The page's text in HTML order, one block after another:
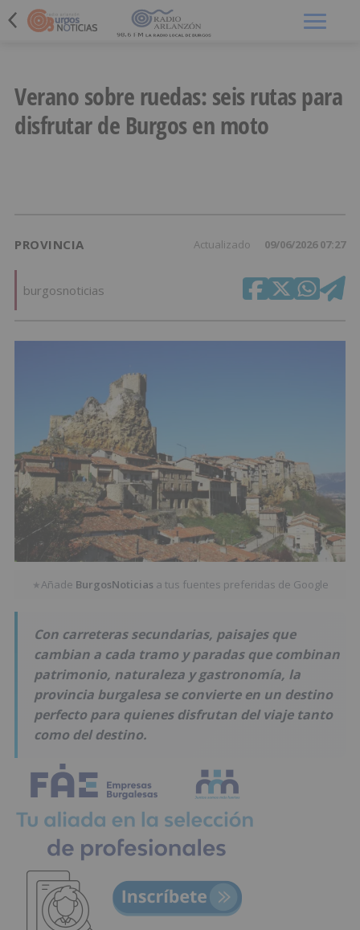
Verano sobre ruedas: seis rutas para
disfrutar de Burgos en moto
PROVINCIA Actualizado 09/06/2026 07:27
burgosnoticias
★Añade BurgosNoticias a tus fuentes preferidas de Google
Con carreteras secundarias, paisajes que
cambian a cada tramo y paradas que combinan
patrimonio, naturaleza y gastronomía, la
provincia burgalesa se convierte en un destino
perfecto para quienes disfrutan del viaje tanto
como del destino.